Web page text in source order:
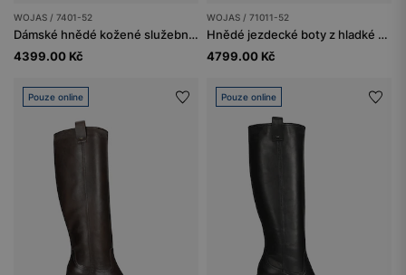
WOJAS / 7401-52
Dámské hnědé kožené služební kozačky na podpatku
4399.00 Kč
WOJAS / 71011-52
Hnědé jezdecké boty z hladké kůže
4799.00 Kč
Pouze online Pouze online